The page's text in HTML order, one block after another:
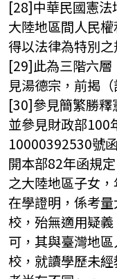
[28]中華民國憲法
大陸地區間人民
得以法律為特別之
[29]此為三階六層
見湯德宗，前揭
[30]參見簡繁勝釋
並參見財政部100
10000392530號
開本部82年函規
之大陸地區子女
在學證明，係考
校，殆無適用疑
可，其與臺灣地
校，就讀學歷未